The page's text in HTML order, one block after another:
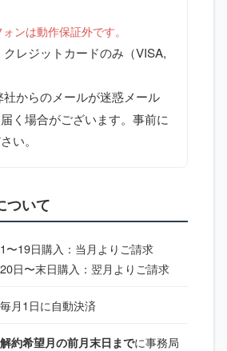
ンは動作保証外です。
クレジットカードのみ（VISA,
社からのメールが迷惑メール
く場合がございます。事前に
い。
ついて
1〜19日購入：当月よりご請求
20日〜末日購入：翌月よりご請求
毎月1日に自動決済
解約希望月の前月末日までに事務局